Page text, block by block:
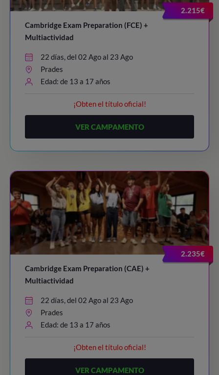
23:30 / Lights out
21:45 - 23:00 / Night Party!
23:30 / Lights out
2.215€
Cambridge Exam Preparation (FCE) +
Multiactividad
22 días, del 02 Ago al 23 Ago
Prades
Edad: de 13 a 17 años
¡Obten el título oficial!
VER CAMPAMENTO
2.235€
Cambridge Exam Preparation (CAE) +
Multiactividad
22 días, del 02 Ago al 23 Ago
Prades
Edad: de 13 a 17 años
¡Obten el título oficial!
VER CAMPAMENTO